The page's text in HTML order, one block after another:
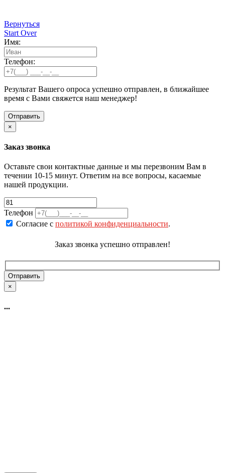
Вернуться
Start Over
Имя:
Телефон:
Результат Вашего опроса успешно отправлен, в ближайшее
время с Вами свяжется наш менеджер!
×
Заказ звонка
Оставьте свои контактные данные и мы перезвоним Вам в
течении 10-15 минут. Ответим на все вопросы, касаемые
нашей продукции.
Телефон
Согласие с политикой конфиденциальности.
Заказ звонка успешно отправлен!
×
...